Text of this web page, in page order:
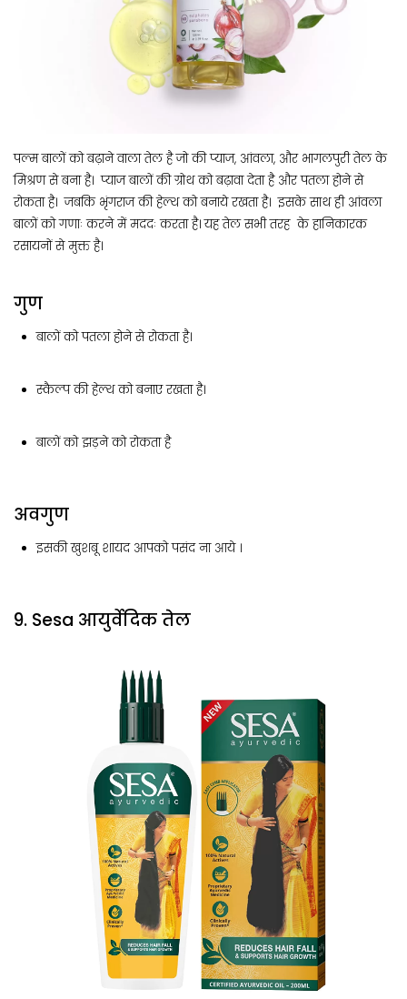
पल्म बालों को बढ़ाने वाला तेल है जो की प्याज, आंवला, और भागलपुरी तेल के
मिश्रण से बना है। प्याज बालों की ग्रोथ को बढ़ावा देता है और पतला होने से
रोकता है। जबकि भृंगराज की हेल्थ को बनाये रखता है। इसके साथ ही आंवला
बालों को गणाः करने में मददः करता है। यह तेल सभी तरह के हानिकारक
रसायनों से मुक्त है।
गुण
बालों को पतला होने से रोकता है।
स्कैल्प की हेल्थ को बनाए रखता है।
बालों को झड़ने को रोकता है
अवगुण
इसकी खुशबू शायद आपको पसंद ना आये ।
9. Sesa आयुर्वेदिक तेल